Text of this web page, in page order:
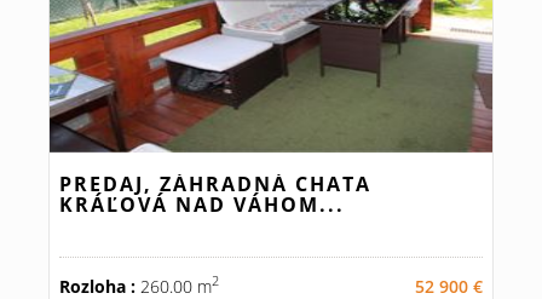
PREDAJ, ZÁHRADNÁ CHATA
KRÁĽOVÁ NAD VÁHOM...
Rozloha : 260.00 m2
52 900 €